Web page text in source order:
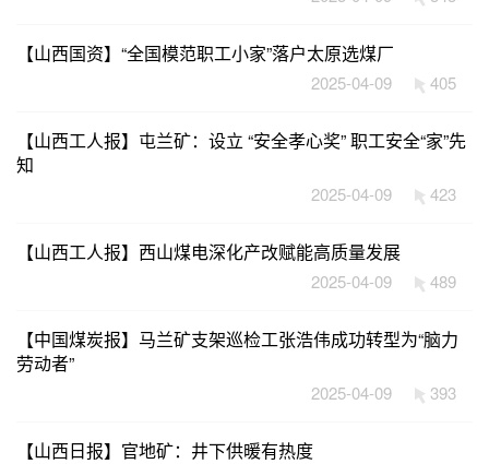
【山西国资】“全国模范职工小家”落户太原选煤厂
2025-04-09 405
【山西工人报】屯兰矿：设立 “安全孝心奖” 职工安全“家”先
知
2025-04-09 423
【山西工人报】西山煤电深化产改赋能高质量发展
2025-04-09 489
【中国煤炭报】马兰矿支架巡检工张浩伟成功转型为“脑力
劳动者”
2025-04-09 393
【山西日报】官地矿：井下供暖有热度